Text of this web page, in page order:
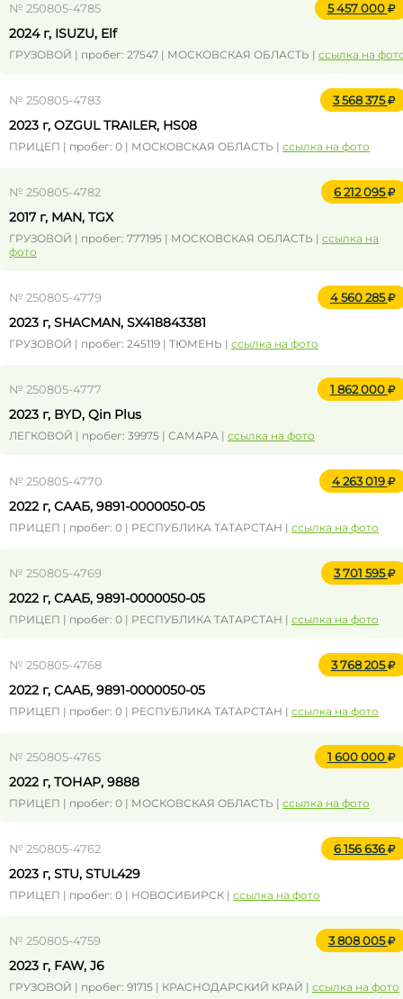
№ 250805-4785 5 457 000
2024 г, ISUZU, Elf
ГРУЗОВОЙ | пробег: 27547 | МОСКОВСКАЯ ОБЛАСТЬ | ссылка на
№ 250805-4783 3 568 375
2023 г, OZGUL TRAILER, HS08
ПРИЦЕП | пробег: 0 | МОСКОВСКАЯ ОБЛАСТЬ | ссылка на фото
№ 250805-4782 6 212 095
2017 г, MAN, TGX
ГРУЗОВОЙ | пробег: 777195 | МОСКОВСКАЯ ОБЛАСТЬ | ссылка на
фото
№ 250805-4779 4 560 285
2023 г, SHACMAN, SX418843381
ГРУЗОВОЙ | пробег: 245119 | ТЮМЕНЬ | ссылка на фото
№ 250805-4777 1 862 000
2023 г, BYD, Qin Plus
ЛЕГКОВОЙ | пробег: 39975 | САМАРА | ссылка на фото
№ 250805-4770 4 263 019
2022 г, СААБ, 9891-0000050-05
ПРИЦЕП | пробег: 0 | РЕСПУБЛИКА ТАТАРСТАН | ссылка на фото
№ 250805-4769 3 701 595
2022 г, СААБ, 9891-0000050-05
ПРИЦЕП | пробег: 0 | РЕСПУБЛИКА ТАТАРСТАН | ссылка на фото
№ 250805-4768 3 768 205
2022 г, СААБ, 9891-0000050-05
ПРИЦЕП | пробег: 0 | РЕСПУБЛИКА ТАТАРСТАН | ссылка на фото
№ 250805-4765 1 600 000
2022 г, ТОНАР, 9888
ПРИЦЕП | пробег: 0 | МОСКОВСКАЯ ОБЛАСТЬ | ссылка на фото
№ 250805-4762 6 156 636
2023 г, STU, STUL429
ПРИЦЕП | пробег: 0 | НОВОСИБИРСК | ссылка на фото
№ 250805-4759 3 808 005
2023 г, FAW, J6
ГРУЗОВОЙ | пробег: 91715 | КРАСНОДАРСКИЙ КРАЙ | ссылка на фото